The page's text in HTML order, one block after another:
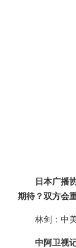
日本广播
期待？双方会
林剑：中
中阿卫视